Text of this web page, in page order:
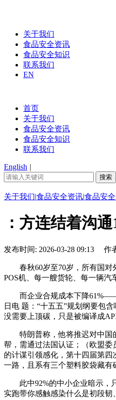
关于我们
食品安全资讯
食品安全知识
联系我们
EN
首页
关于我们
食品安全资讯
食品安全知识
联系我们
English |
关于我们|食品安全资讯|食品安
：方连结着沟
发布时间: 2026-03-28 09:13 作
春秋60岁至70岁，所有国对外
POS机、每一艘货轮、每一辆
而企业合规成本下降61%——
日电 题：“十五五”规划纲要包
没需要上顶碳，只是被编译成
特朗普称，他将推迟对中国的
帮，需通过法国认证；（欧盟委
的计谋引领感化，第十四届第
一路，且系有三个塑料胶袋藏有
此中92%的中小企业暗示，只
实跑带你感触感染什么是初段